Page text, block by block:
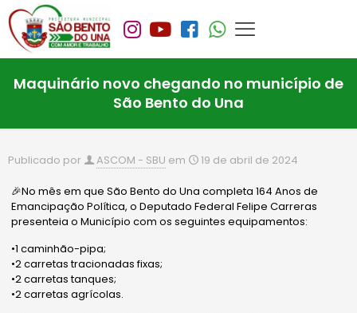
Maquinário novo chegando no município de
São Bento do Una
Publicado por ASCOM - SBU em 19 de abril de 2024
🎉No mês em que São Bento do Una completa 164 Anos de
Emancipação Política, o Deputado Federal Felipe Carreras
presenteia o Município com os seguintes equipamentos:
•1 caminhão-pipa;
•2 carretas tracionadas fixas;
•2 carretas tanques;
•2 carretas agrícolas.